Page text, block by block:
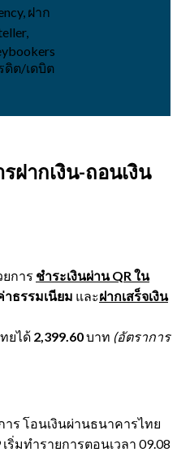
ฝาก
ดิต/เดบิต
ฝากเงิน-ถอนเงิน
การ ชำระเงินผ่านQR ใน
ธรรมเนียม และฝากเสร็จเงิน
ยได้ 2,399.60บาท (อัตราการ
ร โอนเงินผ่านธนาคารไทย
เริ่มทำรายการตอนเวลา 09.08